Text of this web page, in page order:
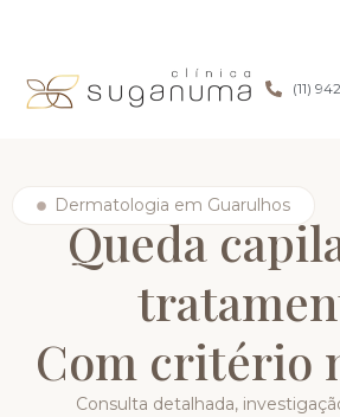
(11)
Dermatologia em Guarulhos
Queda
Com critério
Consulta detalhada,